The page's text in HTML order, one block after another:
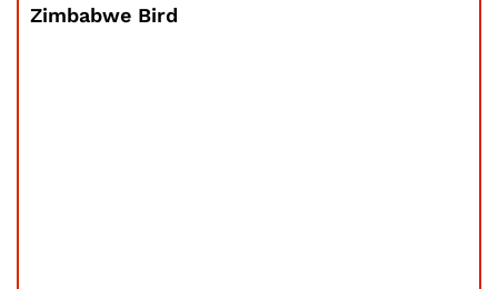
Zimbabwe Bird